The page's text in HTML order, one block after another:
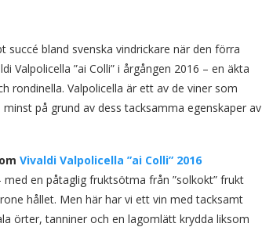
succé bland svenska vindrickare när den förra
Valpolicella ”ai Colli” i årgången 2016 – en äkta
rondinella. Valpolicella är ett av de viner som
på grund av dess tacksamma egenskaper av
Vivaldi Valpolicella ”ai Colli” 2016
en påtaglig fruktsötma från ”solkokt” frukt
hållet. Men här har vi ett vin med tacksamt
örter, tanniner och en lagomlätt krydda liksom